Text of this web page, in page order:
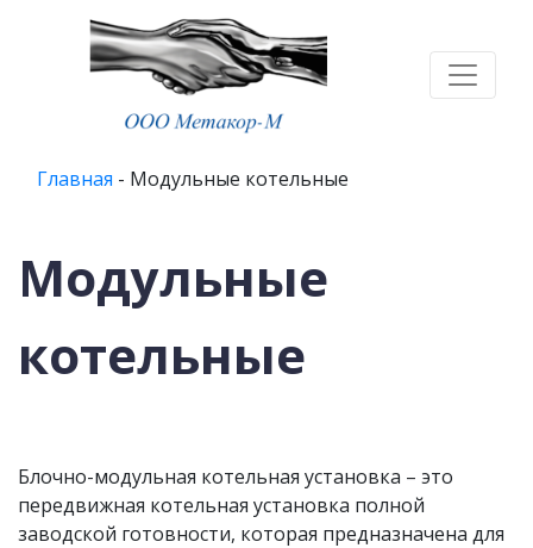
Главная - Модульные котельные
Модульные
котельные
Блочно-модульная котельная установка – это
передвижная котельная установка полной
заводской готовности, которая предназначена для